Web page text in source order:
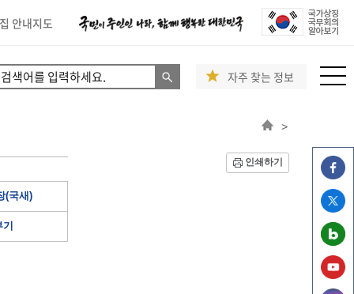
안내지도
자주 찾는 정보
>
인쇄하기
(국새)